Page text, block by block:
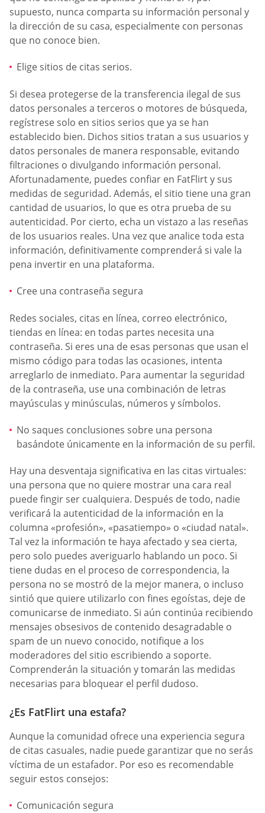
supuesto, nunca comparta su información personal y
la dirección de su casa, especialmente con personas
que no conoce bien.
Elige sitios de citas serios.
Si desea protegerse de la transferencia ilegal de sus
datos personales a terceros o motores de búsqueda,
regístrese solo en sitios serios que ya se han
establecido bien. Dichos sitios tratan a sus usuarios y
datos personales de manera responsable, evitando
filtraciones o divulgando información personal.
Afortunadamente, puedes confiar en FatFlirt y sus
medidas de seguridad. Además, el sitio tiene una gran
cantidad de usuarios, lo que es otra prueba de su
autenticidad. Por cierto, echa un vistazo a las reseñas
de los usuarios reales. Una vez que analice toda esta
información, definitivamente comprenderá si vale la
pena invertir en una plataforma.
Cree una contraseña segura
Redes sociales, citas en línea, correo electrónico,
tiendas en línea: en todas partes necesita una
contraseña. Si eres una de esas personas que usan el
mismo código para todas las ocasiones, intenta
arreglarlo de inmediato. Para aumentar la seguridad
de la contraseña, use una combinación de letras
mayúsculas y minúsculas, números y símbolos.
No saques conclusiones sobre una persona
basándote únicamente en la información de su perfil.
Hay una desventaja significativa en las citas virtuales:
una persona que no quiere mostrar una cara real
puede fingir ser cualquiera. Después de todo, nadie
verificará la autenticidad de la información en la
columna «profesión», «pasatiempo» o «ciudad natal».
Tal vez la información te haya afectado y sea cierta,
pero solo puedes averiguarlo hablando un poco. Si
tiene dudas en el proceso de correspondencia, la
persona no se mostró de la mejor manera, o incluso
sintió que quiere utilizarlo con fines egoístas, deje de
comunicarse de inmediato. Si aún continúa recibiendo
mensajes obsesivos de contenido desagradable o
spam de un nuevo conocido, notifique a los
moderadores del sitio escribiendo a soporte.
Comprenderán la situación y tomarán las medidas
necesarias para bloquear el perfil dudoso.
¿Es FatFlirt una estafa?
Aunque la comunidad ofrece una experiencia segura
de citas casuales, nadie puede garantizar que no serás
víctima de un estafador. Por eso es recomendable
seguir estos consejos:
Comunicación segura